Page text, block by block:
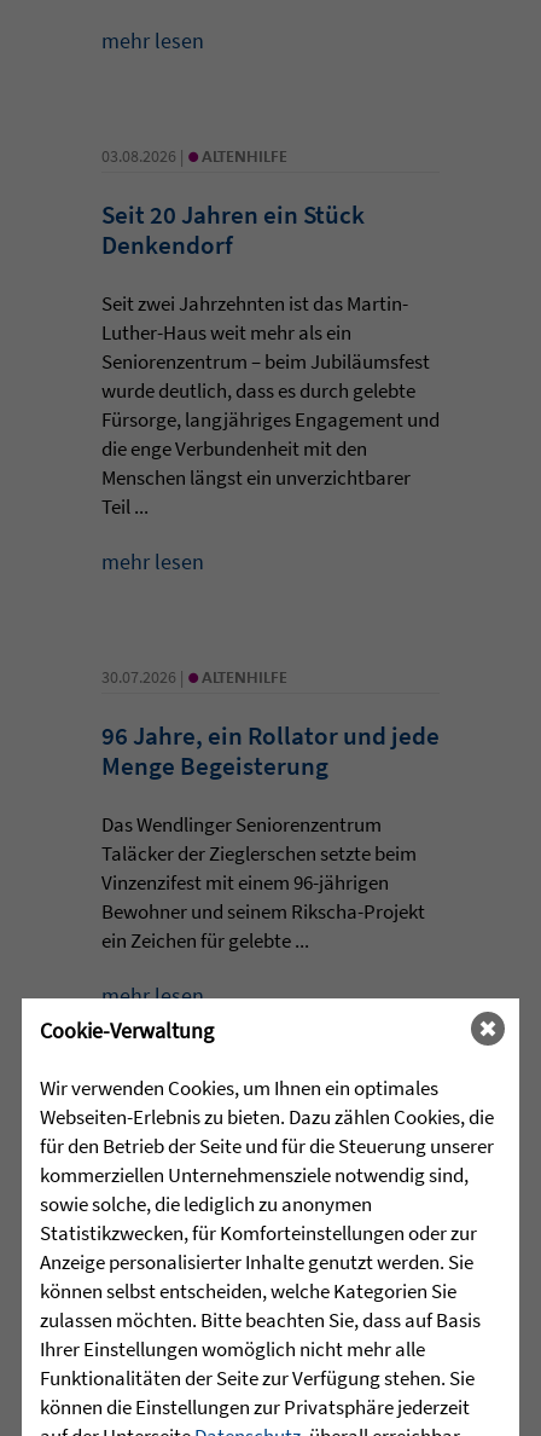
mehr lesen
03.08.2026 | • ALTENHILFE
Seit 20 Jahren ein Stück
Denkendorf
Seit zwei Jahrzehnten ist das Martin-
Luther-Haus weit mehr als ein
Seniorenzentrum – beim Jubiläumsfest
wurde deutlich, dass es durch gelebte
Fürsorge, langjähriges Engagement und
die enge Verbundenheit mit den
Menschen längst ein unverzichtbarer
Teil ...
mehr lesen
30.07.2026 | • ALTENHILFE
96 Jahre, ein Rollator und jede
Menge Begeisterung
Das Wendlinger Seniorenzentrum
Taläcker der Zieglerschen setzte beim
Vinzenzifest mit einem 96-jährigen
Bewohner und seinem Rikscha-Projekt
ein Zeichen für gelebte ...
mehr lesen
30.07.2026 |• JUGENDHILFE
Grenzen verschieben, Stärken
entdecken
Manchmal beginnt die wichtigste Reise
nicht mit einer Entfernung, sondern mit
dem Schritt aus der eigenen
Komfortzone. Für eine Gruppe junger
Menschen aus dem Martinshaus
Kleintobel führte dieser Schritt im Juni
Cookie-Verwaltung
Wir verwenden Cookies, um Ihnen ein optimales
Webseiten-Erlebnis zu bieten. Dazu zählen Cookies, die
für den Betrieb der Seite und für die Steuerung unserer
kommerziellen Unternehmensziele notwendig sind,
sowie solche, die lediglich zu anonymen
Statistikzwecken, für Komforteinstellungen oder zur
Anzeige personalisierter Inhalte genutzt werden. Sie
können selbst entscheiden, welche Kategorien Sie
zulassen möchten. Bitte beachten Sie, dass auf Basis
Ihrer Einstellungen womöglich nicht mehr alle
Funktionalitäten der Seite zur Verfügung stehen. Sie
können die Einstellungen zur Privatsphäre jederzeit